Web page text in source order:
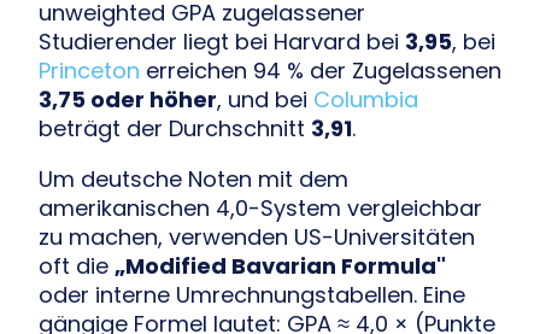
unweighted GPA zugelassener
Studierender liegt bei Harvard bei 3,95, bei
Princeton erreichen 94 % der Zugelassenen
3,75 oder höher, und bei Columbia
beträgt der Durchschnitt 3,91.
Um deutsche Noten mit dem
amerikanischen 4,0-System vergleichbar
zu machen, verwenden US-Universitäten
oft die „Modified Bavarian Formula"
oder interne Umrechnungstabellen. Eine
gängige Formel lautet: GPA ≈ 4,0 × (Punkte